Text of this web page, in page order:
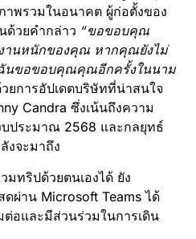
พรวมในอนาคต ผู้ก่อตั้งของ
ด้วยคำกล่าว “ขอขอบคุณ
านหนักของคุณ หากคุณยังไม่
นขอขอบคุณคุณอีกครั้งในนาม
ยการอัปเดตบริษัทที่น่าสนใจ
Candra ซึ่งเน้นถึงความ
บประมาณ 2568 และกลยุทธ์
งจะมาถึง
มทริปด้วยตนเองได้ ยัง
ผ่าน Microsoft Teams ได้
อและมีส่วนร่วมในการเดิน